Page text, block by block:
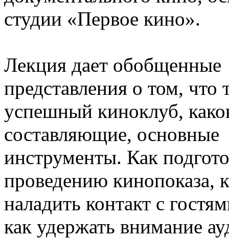
студии «Первое кино».
Лекция дает обобщенные
представления о том, что
успешный киноклуб,
составляющие, основные
инструменты. Как
проведению кинопоказа,
наладить контакт с
как удержать внимание